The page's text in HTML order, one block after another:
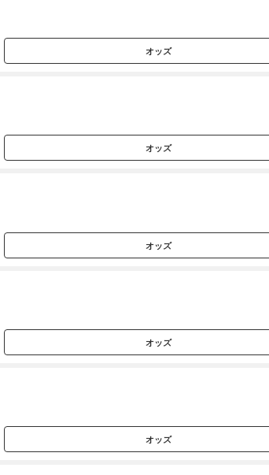
オッズ
オッズ
オッズ
オッズ
オッズ